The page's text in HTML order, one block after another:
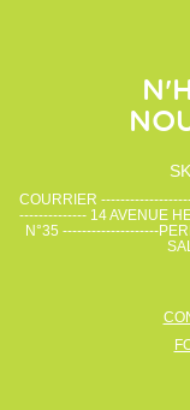
COURRIER
-------------- 14 AVENUE
N°35 --------------------